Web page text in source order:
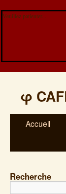
Veuillez patienter...
φ
Accueil
Recherche